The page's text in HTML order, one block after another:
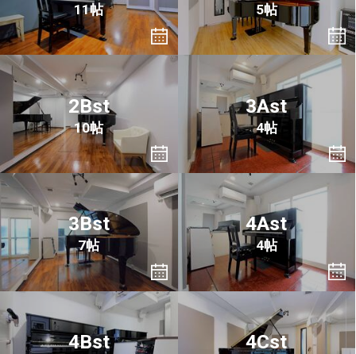
11帖 5帖
2Bst
10帖
3Ast
4帖
3Bst
7帖
4Ast
4帖
4Bst 4Cst